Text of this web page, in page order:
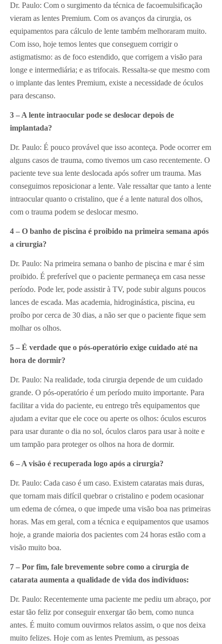
Dr. Paulo: Com o surgimento da técnica de facoemulsificação
vieram as lentes Premium. Com os avanços da cirurgia, os
equipamentos para cálculo de lente também melhoraram muito.
Com isso, hoje temos lentes que conseguem corrigir o
astigmatismo: as de foco estendido, que corrigem a visão para
longe e intermediária; e as trifocais. Ressalta-se que mesmo com
o implante das lentes Premium, existe a necessidade de óculos
para descanso.
3 – A lente intraocular pode se deslocar depois de
implantada?
Dr. Paulo: É pouco provável que isso aconteça. Pode ocorrer em
alguns casos de trauma, como tivemos um caso recentemente. O
paciente teve sua lente deslocada após sofrer um trauma. Mas
conseguimos reposicionar a lente. Vale ressaltar que tanto a lente
intraocular quanto o cristalino, que é a lente natural dos olhos,
com o trauma podem se deslocar mesmo.
4 – O banho de piscina é proibido na primeira semana após
a cirurgia?
Dr. Paulo: Na primeira semana o banho de piscina e mar é sim
proibido. É preferível que o paciente permaneça em casa nesse
período. Pode ler, pode assistir à TV, pode subir alguns poucos
lances de escada. Mas academia, hidroginástica, piscina, eu
proíbo por cerca de 30 dias, a não ser que o paciente fique sem
molhar os olhos.
5 – É verdade que o pós-operatório exige cuidado até na
hora de dormir?
Dr. Paulo: Na realidade, toda cirurgia depende de um cuidado
grande. O pós-operatório é um período muito importante. Para
facilitar a vida do paciente, eu entrego três equipamentos que
ajudam a evitar que ele coce ou aperte os olhos: óculos escuros
para usar durante o dia no sol, óculos claros para usar à noite e
um tampão para proteger os olhos na hora de dormir.
6 – A visão é recuperada logo após a cirurgia?
Dr. Paulo: Cada caso é um caso. Existem cataratas mais duras,
que tornam mais difícil quebrar o cristalino e podem ocasionar
um edema de córnea, o que impede uma visão boa nas primeiras
horas. Mas em geral, com a técnica e equipamentos que usamos
hoje, a grande maioria dos pacientes com 24 horas estão com a
visão muito boa.
7 – Por fim, fale brevemente sobre como a cirurgia de
catarata aumenta a qualidade de vida dos indivíduos:
Dr. Paulo: Recentemente uma paciente me pediu um abraço, por
estar tão feliz por conseguir enxergar tão bem, como nunca
antes. É muito comum ouvirmos relatos assim, o que nos deixa
muito felizes. Hoje com as lentes Premium, as pessoas